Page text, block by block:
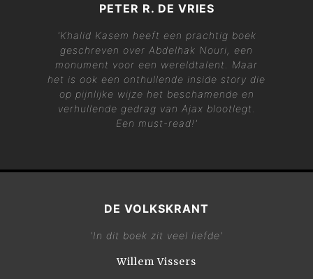
PETER R. DE VRIES
'Khalid Kasem heeft een prachtig boek
geschreven over Abdelhak Nouri, een
monument voor een wereldtalent. Maar
het is ook een onthullende inside story die
op pijnlijke wijze het beschamende en
verhullende gedrag van Ajax blootlegt.
Een must-read!'
DE VOLKSKRANT
'In dit boek zit veel liefde'
Willem Vissers